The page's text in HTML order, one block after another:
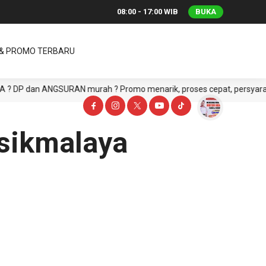
08:00 - 17:00 WIB BUKA
PROMO TERBARU
dan ANGSURAN murah ? Promo menarik, proses cepat, persyaratan